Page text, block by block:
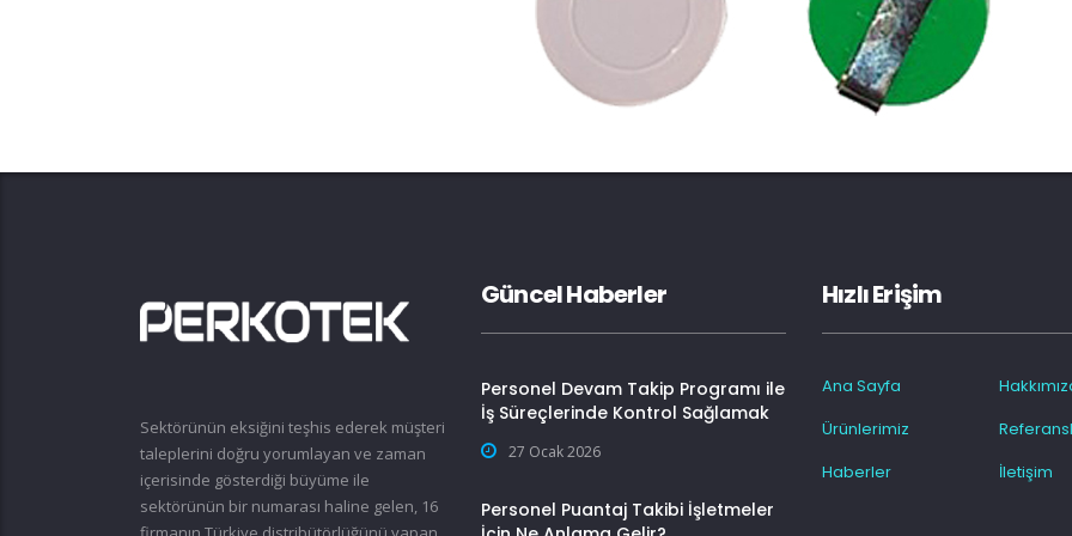
Sektörünün eksiğini teşhis ederek müşteri
taleplerini doğru yorumlayan ve zaman
içerisinde gösterdiği büyüme ile
sektörünün bir numarası haline gelen, 16
Güncel Haberler
Personel Devam Takip Programı ile
İş Süreçlerinde Kontrol Sağlamak
27 Ocak 2026
Personel Puantaj Takibi İşletmeler
Hızlı Erişim
Ana Sayfa
Ürünlerimiz
Haberler
İletişim